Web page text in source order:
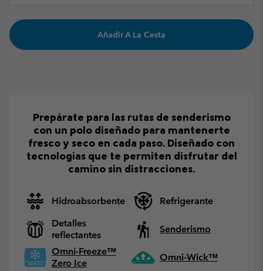
Añadir A La Cesta
Prepárate para las rutas de senderismo
con un polo diseñado para mantenerte
fresco y seco en cada paso. Diseñado con
tecnologías que te permiten disfrutar del
camino sin distracciones.
Hidroabsorbente
Refrigerante
Detalles
reflectantes
Senderismo
Omni-Freeze™
Zero Ice
Omni-Wick™